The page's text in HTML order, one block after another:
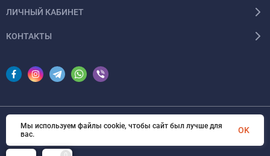
ЛИЧНЫЙ КАБИНЕТ
КОНТАКТЫ
© 2026 InSale. Все права защищены
Мы используем файлы cookie, чтобы сайт был лучше для
вас.
OK